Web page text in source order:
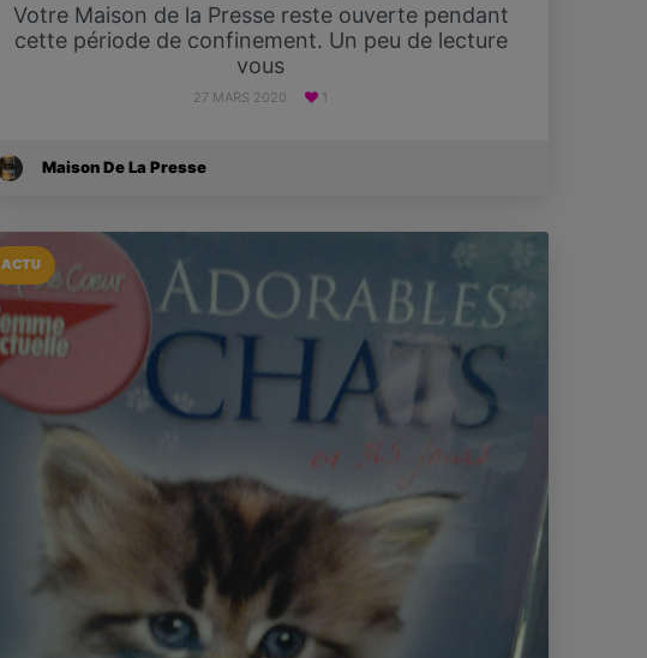
Votre Maison de la Presse reste ouverte pendant
cette période de confinement. Un peu de lecture
vous
27 MARS 2020 1
Maison De La Presse
ACTU